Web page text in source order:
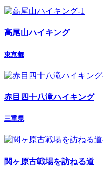
高尾山ハイキング
東京都
赤目四十八滝ハイキング
三重県
関ヶ原古戦場を訪ねる道